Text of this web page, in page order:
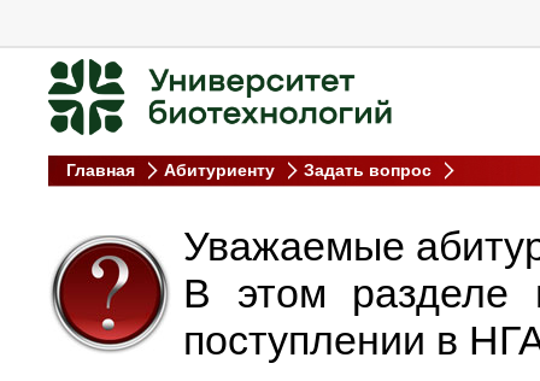
Главная Абитуриенту Задать вопрос
Уважаемые
В этом разделе
поступлении в